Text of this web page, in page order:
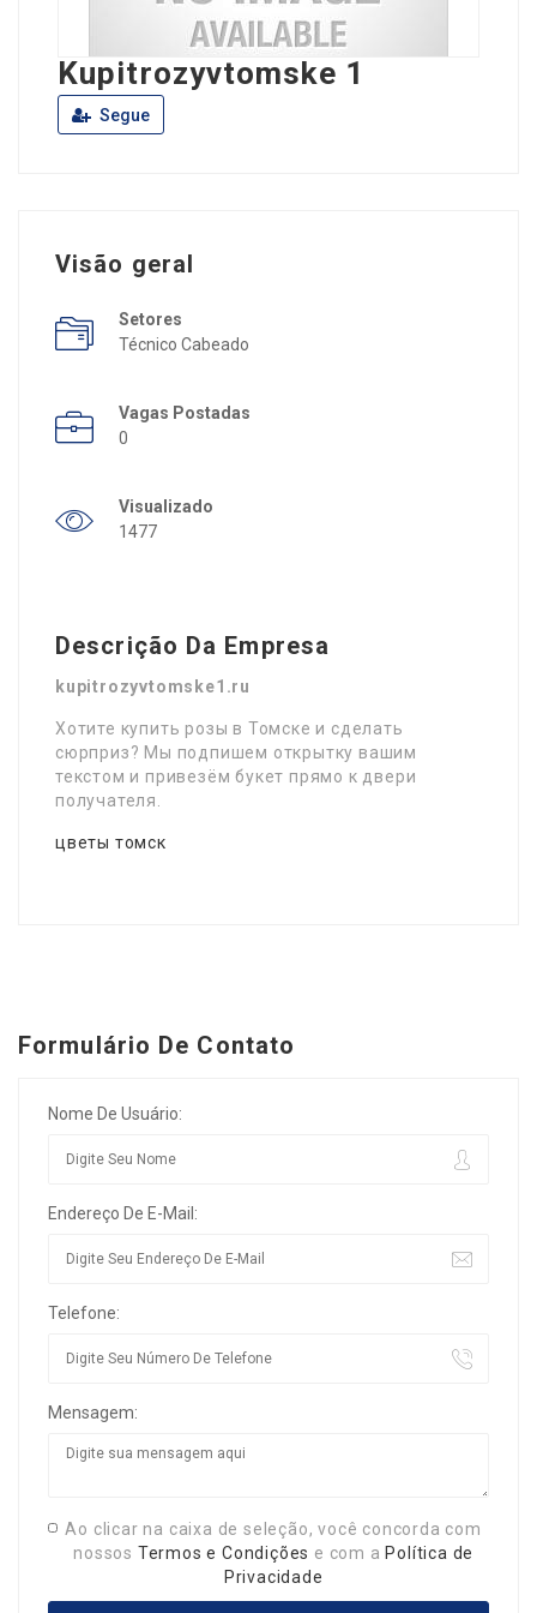
Kupitrozyvtomske 1
Segue
Visão geral
Setores
Técnico Cabeado
Vagas Postadas
0
Visualizado
1477
Descrição Da Empresa
kupitrozyvtomske1.ru
Хотите купить розы в Томске и сделать
сюрприз? Мы подпишем открытку вашим
текстом и привезём букет прямо к двери
получателя.
цветы томск
Formulário De Contato
Nome De Usuário:
Endereço De E-Mail:
Telefone:
Mensagem:
Ao clicar na caixa de seleção, você concorda com
nossos Termos e Condições e com a Política de
Privacidade